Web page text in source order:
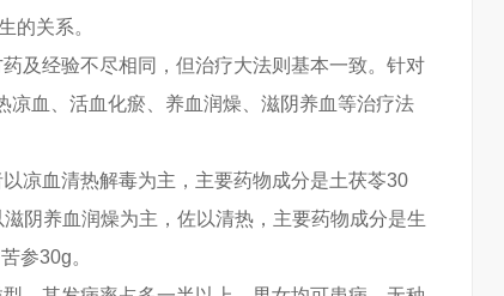
的关系。
及经验不尽相同，但治疗大法则基本一致。针对
血、活血化瘀、养血润燥、滋阴养血等治疗法
凉血清热解毒为主，主要药物成分是土茯苓30
阴养血润燥为主，佐以清热，主要药物成分是生
参30g。